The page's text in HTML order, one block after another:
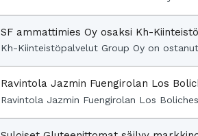
SF ammattimies Oy osaksi Kh-
Kh-Kiinteistöpalvelut Group Oy on
Ravintola Jazmin Fuengirolan Los
Ravintola Jazmin Fuengirolan Los